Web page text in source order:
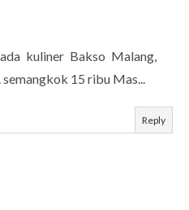
kuliner Bakso Malang,
15 ribu Mas...
Reply